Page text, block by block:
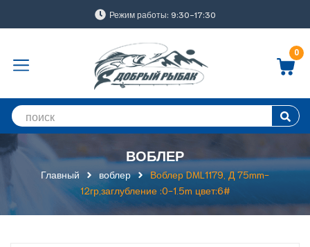
Режим работы: 9:30-17:30
0
ВОБЛЕР
Главный воблер
Воблер DML1179, Д 75mm-
12гр,заглубление :0-1.5m цвет:6#